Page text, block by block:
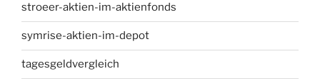
stroeer-aktien-im-aktienfonds
symrise-aktien-im-depot
tagesgeldvergleich